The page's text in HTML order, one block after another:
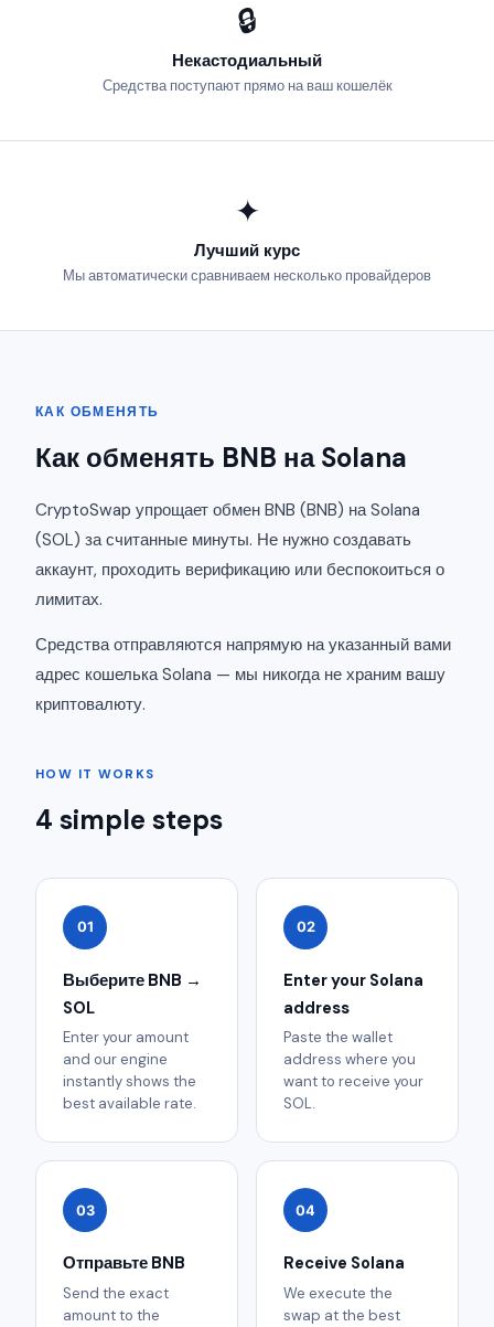
🔒
Некастодиальный
Средства поступают прямо на ваш кошелёк
✦
Лучший курс
Мы автоматически сравниваем несколько провайдеров
КАК ОБМЕНЯТЬ
Как обменять BNB на Solana
CryptoSwap упрощает обмен BNB (BNB) на Solana
(SOL) за считанные минуты. Не нужно создавать
аккаунт, проходить верификацию или беспокоиться о
лимитах.
Средства отправляются напрямую на указанный вами
адрес кошелька Solana — мы никогда не храним вашу
криптовалюту.
HOW IT WORKS
4 simple steps
01
Выберите BNB →
SOL
Enter your amount
and our engine
instantly shows the
best available rate.
02
Enter your Solana
address
Paste the wallet
address where you
want to receive your
SOL.
03
Отправьте BNB
Send the exact
amount to the
04
Receive Solana
We execute the
swap at the best